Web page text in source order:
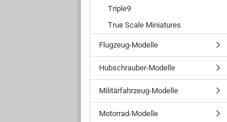
Triple9
True Scale Miniatures
Flugzeug-Modelle
Hubschrauber-Modelle
Militärfahrzeug-Modelle
Motorrad-Modelle